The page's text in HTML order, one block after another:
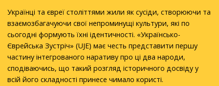
Українці та євреї століттями жили як сусіди, створюючи та
взаємозбагачуючи свої непроминущі культури, які по
сьогодні формують їхні ідентичності. «Українсько-
Єврейська Зустріч» (UJE) має честь представити першу
частину інтегрованого наративу про ці два народи,
сподіваючись, що такий розгляд історичного досвіду у
всій його складності принесе чимало користі.